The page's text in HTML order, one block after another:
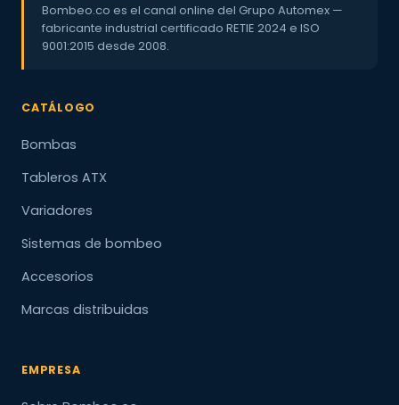
Bombeo.co es el canal online del Grupo Automex —
fabricante industrial certificado RETIE 2024 e ISO
9001:2015 desde 2008.
CATÁLOGO
Bombas
Tableros ATX
Variadores
Sistemas de bombeo
Accesorios
Marcas distribuidas
EMPRESA